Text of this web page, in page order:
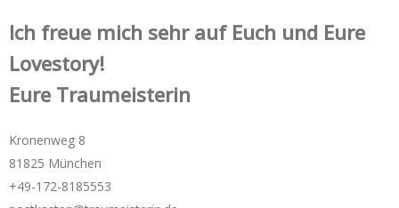
Ich freue mich sehr auf Euch und Eure
Lovestory!
Eure Traumeisterin
Kronenweg 8
81825 München
+49-172-­8185553